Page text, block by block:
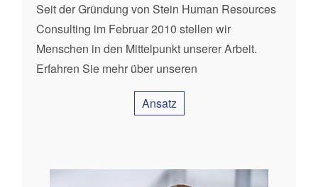
Seit der Gründung von Stein Human Resources
Consulting im Februar 2010 stellen wir
Menschen in den Mittelpunkt unserer Arbeit.
Erfahren Sie mehr über unseren
Ansatz